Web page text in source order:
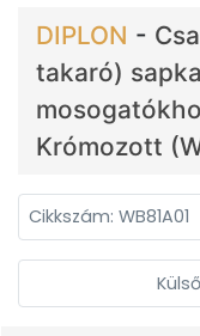
DIPLON -
takaró)
Krómozott
Cikkszám: WB81A01